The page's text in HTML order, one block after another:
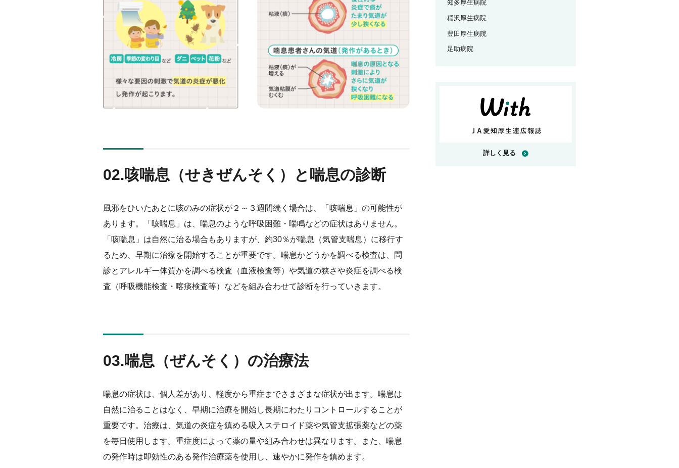
02.咳喘息（せきぜんそく）と喘息の診断
風邪をひいたあとに咳のみの症状が２～３週間続く場合は、「咳喘息」の可能性が
あります。「咳喘息」は、喘息のような呼吸困難・喘鳴などの症状はありません。
「咳喘息」は自然に治る場合もありますが、約30％が喘息（気管支喘息）に移行す
るため、早期に治療を開始することが重要です。喘息かどうかを調べる検査は、問
診とアレルギー体質かを調べる検査（血液検査等）や気道の狭さや炎症を調べる検
査（呼吸機能検査・喀痰検査等）などを組み合わせて診断を行っていきます。
03.喘息（ぜんそく）の治療法
喘息の症状は、個人差があり、軽度から重症までさまざまな症状が出ます。喘息は
自然に治ることはなく、早期に治療を開始し長期にわたりコントロールすることが
重要です。治療は、気道の炎症を鎮める吸入ステロイド薬や気管支拡張薬などの薬
を毎日使用します。重症度によって薬の量や組み合わせは異なります。また、喘息
の発作時は即効性のある発作治療薬を使用し、速やかに発作を鎮めます。
知多厚生病院
稲沢厚生病院
豊田厚生病院
足助病院
詳しく見る